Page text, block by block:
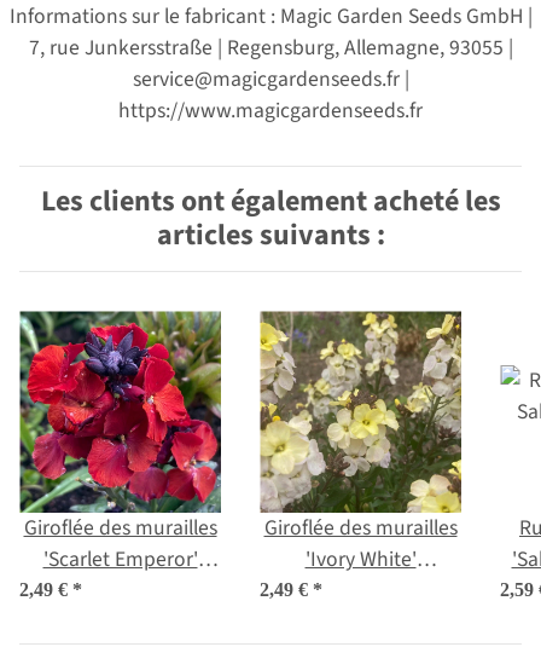
Informations sur le fabricant : Magic Garden Seeds GmbH |
7, rue Junkersstraße | Regensburg, Allemagne, 93055 |
service@magicgardenseeds.fr |
https://www.magicgardenseeds.fr
Les clients ont également acheté les
articles suivants :
Giroflée des murailles
'Scarlet Emperor'
(Erysimum cheiri)
2,49 € *
Giroflée des murailles
'Ivory White'
(Erysimum cheiri)
2,49 € * 2,59